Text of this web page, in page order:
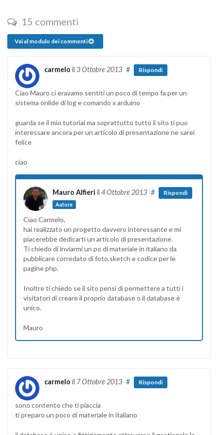
15 commenti
Vai al modulo dei commenti
carmelo il 3 Ottobre 2013 # Rispondi
Ciao Mauro ci eravamo sentiti un poco di tempo fa per un
sistema onlide di log e comando x arduino
guarda se il mio tutorial ma soprattutto tutto il sito ti puo
interessare ancora per un articolo di presentazione ne sarei
felice
ciao
Mauro Alfieri il 4 Ottobre 2013
Autore
# Rispondi
Ciao Carmelo,
hai realizzato un progetto davvero interessante e mi
piacerebbe dedicarti un articolo di presentazione.
Ti chiedo di inviarmi un po di materiale in italiano da
pubblicare corredato di foto,sketch e codice per le
pagine php.
Inoltre ti chiedo se il sito pensi di permettere a tutti i
visitatori di creare il proprio database o il database è
unico.
Mauro
carmelo il 7 Ottobre 2013 # Rispondi
sono contento che ti piaccia
ti preparo un poco di materiale in italiano